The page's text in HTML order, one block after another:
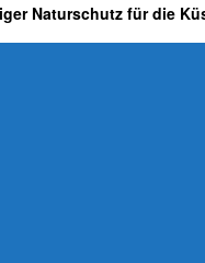
Naturschutz für die